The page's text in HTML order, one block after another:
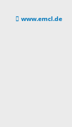
www.emcl.de